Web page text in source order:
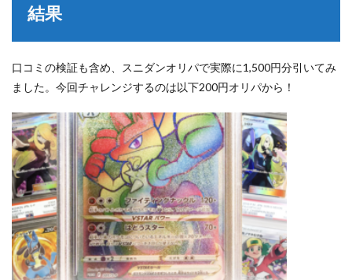
結果
口コミの検証も含め、スニダンオリパで実際に1,500円分引いてみ
ました。今回チャレンジするのは以下200円オリパから！